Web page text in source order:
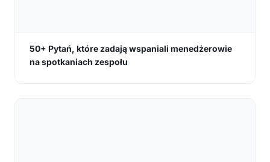
50+ Pytań, które zadają wspaniali menedżerowie
na spotkaniach zespołu